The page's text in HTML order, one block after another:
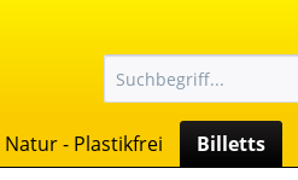
Natur - Plastikfrei Billetts